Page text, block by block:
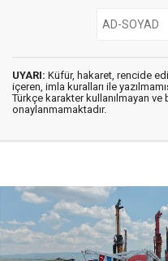
UYARI: Küfür, hakaret, rencide
içeren, imla kuralları ile
Türkçe karakter kullanılmayan ve
onaylanmamaktadır.